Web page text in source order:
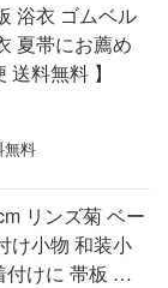
ル
夏帯にお薦め
料無料 】
無料
リンズ菊 ベー
け小物 和装小
けに 帯板 カ